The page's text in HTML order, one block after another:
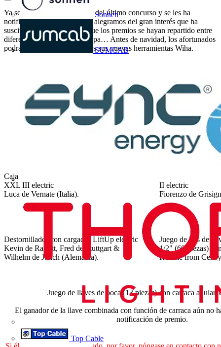
Sonnen
SUMCAB
Top Cable
Ya se conocen los ganadores del último concurso y se les ha
notificado ya el premio. Nos alegramos del gran interés que ha
suscitado el concurso y de que los premios se hayan repartido entre
diferentes localidades del mapa… Antes de navidad, los afortunados
podrán sostener en sus manos sus nuevas herramientas Wiha.
Caja de herramientas, juego de 100 unid.
XXL III electric
Luca de Vernate (Italia).
II electric
Fiorenzo de
Destornillador con cargador LiftUp electric
Kevin de Rastatt, Fred de Stuttgart &
Wilhelm de Jülich (Alemania).
Juego de bits de
1/2" (60 piezas)
Rosalie from
Juego de llaves de boca (13 piezas) con carraca anular,
El ganador de la llave combinada con función de carraca aún no
notificación de premio.